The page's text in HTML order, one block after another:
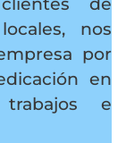
de
nos
por
en
e